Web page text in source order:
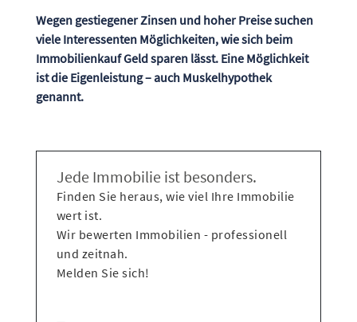
Wegen gestiegener Zinsen und hoher Preise suchen
viele Interessenten Möglichkeiten, wie sich beim
Immobilienkauf Geld sparen lässt. Eine Möglichkeit
ist die Eigenleistung – auch Muskelhypothek
genannt.
Jede Immobilie ist besonders.
Finden Sie heraus, wie viel Ihre Immobilie
wert ist.
Wir bewerten Immobilien - professionell
und zeitnah.
Melden Sie sich!